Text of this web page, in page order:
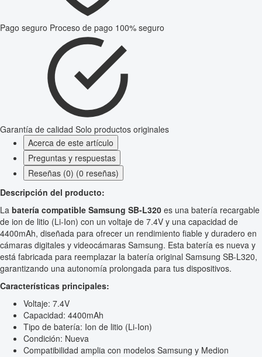
Pago seguro Proceso de pago 100% seguro
Garantía de calidad Solo productos originales
Acerca de este artículo
Preguntas y respuestas
Reseñas (0) (0 reseñas)
Descripción del producto:
La batería compatible Samsung SB-L320 es una batería recargable
de ion de litio (Li-Ion) con un voltaje de 7.4V y una capacidad de
4400mAh, diseñada para ofrecer un rendimiento fiable y duradero en
cámaras digitales y videocámaras Samsung. Esta batería es nueva y
está fabricada para reemplazar la batería original Samsung SB-L320,
garantizando una autonomía prolongada para tus dispositivos.
Características principales:
Voltaje: 7.4V
Capacidad: 4400mAh
Tipo de batería: Ion de litio (Li-Ion)
Condición: Nueva
Compatibilidad amplia con modelos Samsung y Medion